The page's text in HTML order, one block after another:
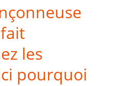
les
pourquoi